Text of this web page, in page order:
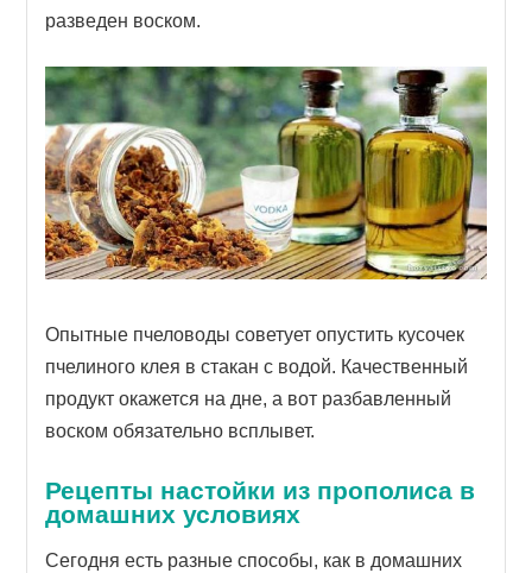
разведен воском.
Опытные пчеловоды советует опустить кусочек
пчелиного клея в стакан с водой. Качественный
продукт окажется на дне, а вот разбавленный
воском обязательно всплывет.
Рецепты настойки из прополиса в
домашних условиях
Сегодня есть разные способы, как в домашних